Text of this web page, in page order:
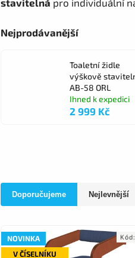
Nejprodávanější
Toaletní židle
výškově
AB-58 ORL
Ihned k expedici
2 999 Kč
Doporučujeme Nejlevnější
NOVINKA
V ČÍSELNÍKU
Kód: